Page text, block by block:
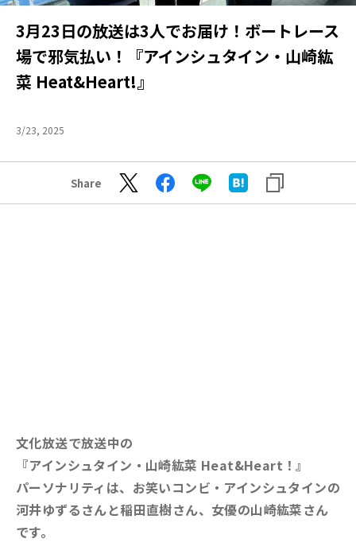
3月23日の放送は3人でお届け！ボートレース
場で邪気払い！『アインシュタイン・山崎紘
菜 Heat&Heart!』
3/23, 2025
Share
文化放送で放送中の
『アインシュタイン・山崎紘菜 Heat&Heart！』
パーソナリティは、お笑いコンビ・アインシュタインの
河井ゆずるさんと稲田直樹さん、女優の山崎紘菜さん
です。